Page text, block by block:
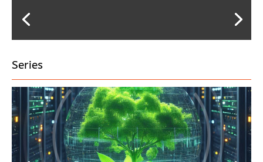
Series